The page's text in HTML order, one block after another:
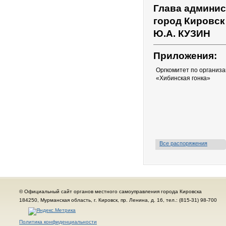
Глава
город
Ю.А. КУЗИН
Приложения:
Оргкомитет по
«Хибинская гонка»
Все распоряжения
© Официальный сайт органов местного самоуправления города Кировска
184250, Мурманская область, г. Кировск, пр. Ленина, д. 16, тел.: (815-31) 98-700
Политика конфиденциальности